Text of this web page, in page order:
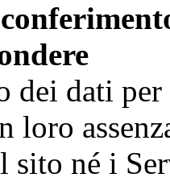
dei dati
loro
sito né i